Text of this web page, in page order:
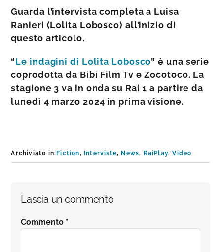
Guarda l’intervista completa a Luisa
Ranieri (Lolita Lobosco) all’inizio di
questo articolo.
“Le indagini di Lolita Lobosco” è una serie
coprodotta da Bibi Film Tv e Zocotoco. La
stagione 3 va in onda su Rai 1 a partire da
lunedì 4 marzo 2024 in prima visione.
Archiviato in: Fiction, Interviste, News, RaiPlay,Video
Interazioni
del
Lascia un commento
Commento *